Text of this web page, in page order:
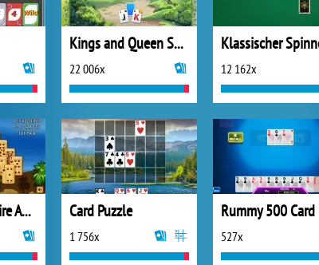
Kings and Queen Solitaire Tripeaks
22 006x 12 162x
Pyramid Solitaire Ancient Egypt Card Puzzle
1 756x 527x